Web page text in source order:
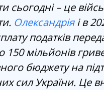
сьогодні – це
Олександріяі в
податків
150 мільйонів
бюджету на
сил України. Це